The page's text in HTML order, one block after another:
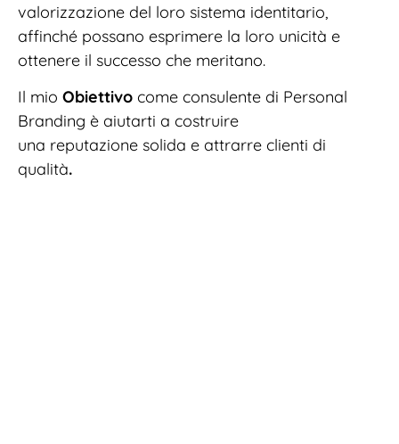
valorizzazione del loro sistema identitario,
affinché possano esprimere la loro unicità e
ottenere il successo che meritano.
Il mio Obiettivo come consulente di Personal
Branding è aiutarti a costruire
una reputazione solida e attrarre clienti di
qualità.